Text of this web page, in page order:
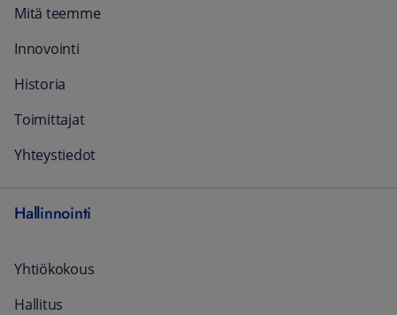
Mitä teemme
Innovointi
Historia
Toimittajat
Yhteystiedot
Hallinnointi
Yhtiökokous
Hallitus